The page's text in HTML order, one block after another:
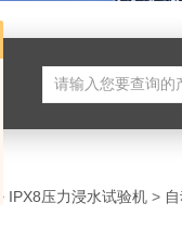
> IPX8压力浸水试验机 >